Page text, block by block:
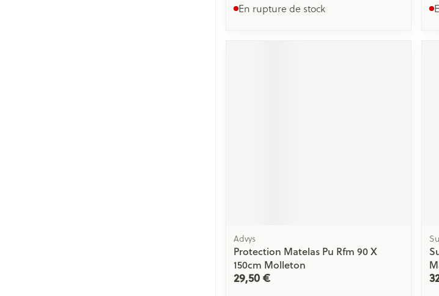
En rupture de stock
Advys
Protection Matelas Pu Rfm 90 X
150cm Molleton
29,50 €